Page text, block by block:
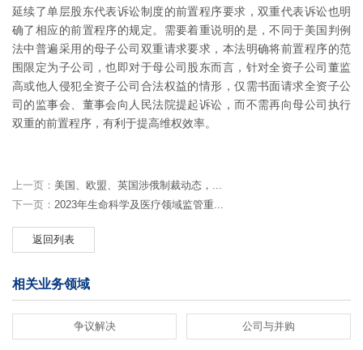
延续了单层股东代表诉讼制度的前置程序要求，双重代表诉讼也明
确了相应的前置程序的规定。需要着重说明的是，不同于美国判例
法中普遍采用的母子公司双重请求要求，本法明确将前置程序的范
围限定为子公司，也即对于母公司股东而言，针对全资子公司董监
高或他人侵犯全资子公司合法权益的情形，仅需书面请求全资子公
司的监事会、董事会向人民法院提起诉讼，而不需再向母公司执行
双重的前置程序，有利于提高维权效率。
上一页： 美国、欧盟、英国涉俄制裁动态，...
下一页： 2023年生命科学及医疗领域监管重...
返回列表
相关业务领域
争议解决 公司与并购